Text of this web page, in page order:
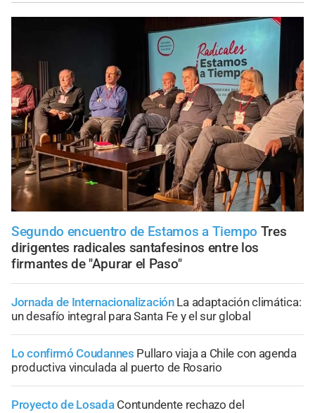
Segundo encuentro de Estamos a Tiempo Tres
dirigentes radicales santafesinos entre los
firmantes de "Apurar el Paso"
Jornada de Internacionalización La adaptación climática:
un desafío integral para Santa Fe y el sur global
Lo confirmó Coudannes Pullaro viaja a Chile con agenda
productiva vinculada al puerto de Rosario
Proyecto de Losada Contundente rechazo del